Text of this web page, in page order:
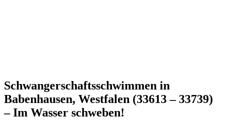
Schwangerschaftsschwimmen in
Babenhausen, Westfalen (33613 – 33739)
– Im Wasser schweben!